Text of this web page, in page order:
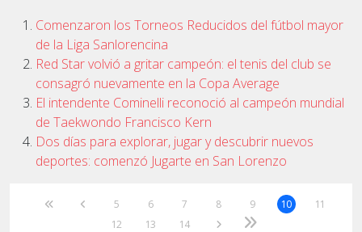
Comenzaron los Torneos Reducidos del fútbol mayor
de la Liga Sanlorencina
Red Star volvió a gritar campeón: el tenis del club se
consagró nuevamente en la Copa Average
El intendente Cominelli reconoció al campeón mundial
de Taekwondo Francisco Kern
Dos días para explorar, jugar y descubrir nuevos
deportes: comenzó Jugarte en San Lorenzo
5 6 7 8 9 10
11
12
13 14